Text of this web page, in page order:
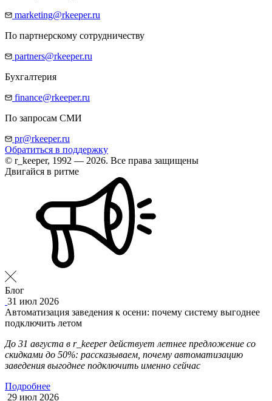
marketing@rkeeper.ru
По партнерскому сотрудничеству
partners@rkeeper.ru
Бухгалтерия
finance@rkeeper.ru
По запросам СМИ
pr@rkeeper.ru
Обратиться в поддержку
© r_keeper, 1992 — 2026. Все права защищены
Двигайся в ритме
Блог
31 июл 2026
Автоматизация заведения к осени: почему систему выгоднее
подключить летом
До 31 августа в r_keeper действует летнее предложение со
скидками до 50%: рассказываем, почему автоматизацию
заведения выгоднее подключить именно сейчас
Подробнее
29 июл 2026